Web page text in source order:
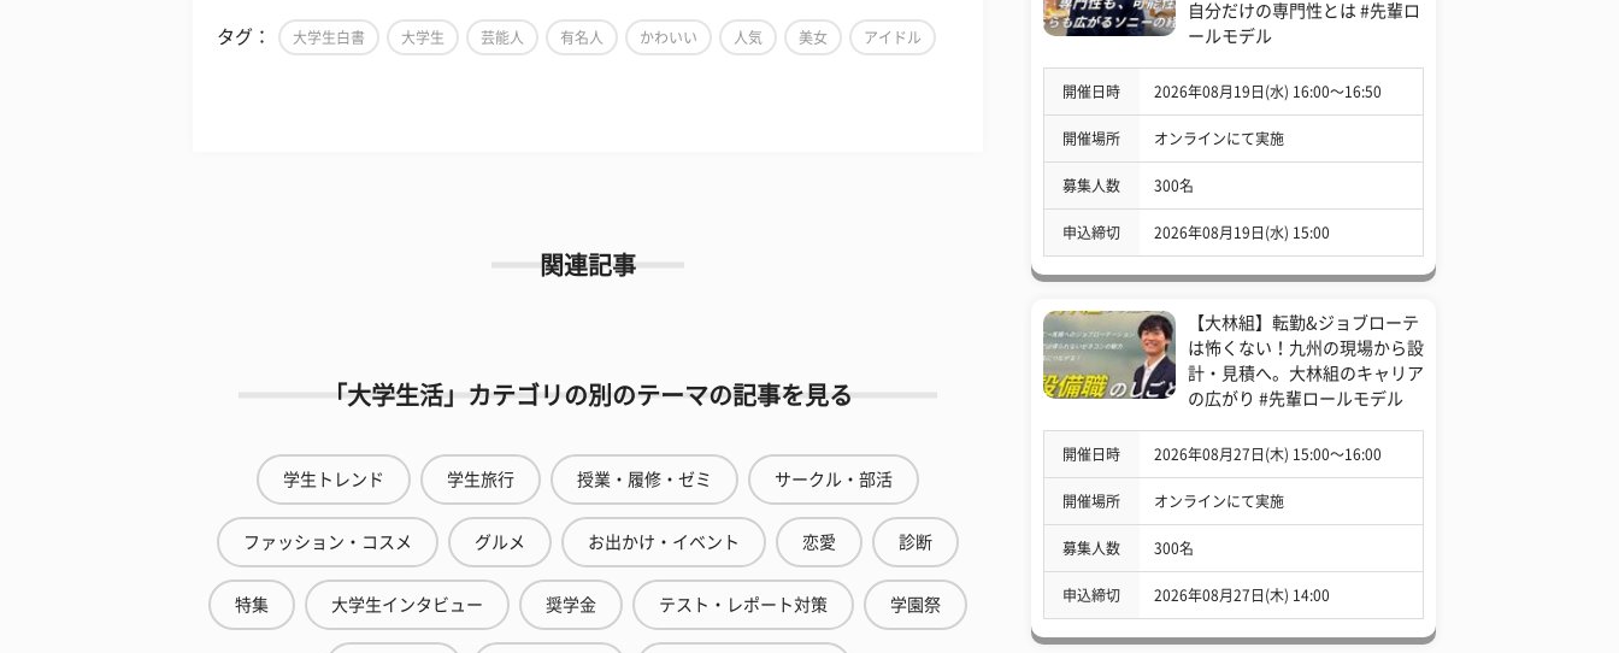
タグ： 大学生白書 大学生 芸能人 有名人 かわいい 人気 美女 アイドル
関連記事
「大学生活」カテゴリの別のテーマの記事を見る
学生トレンド 学生旅行 授業・履修・ゼミ サークル・部活
ファッション・コスメ グルメ お出かけ・イベント 恋愛 診断
特集 大学生インタビュー 奨学金 テスト・レポート対策 学園祭
自分だけの専門性とは #先輩ロ
ールモデル
開催日時 2026年08月19日(水) 16:00〜16:50
開催場所 オンラインにて実施
募集人数 300名
申込締切 2026年08月19日(水) 15:00
【大林組】転勤&ジョブローテ
は怖くない！九州の現場から設
計・見積へ。大林組のキャリア
の広がり #先輩ロールモデル
開催日時 2026年08月27日(木) 15:00〜16:00
開催場所 オンラインにて実施
募集人数 300名
申込締切 2026年08月27日(木) 14:00